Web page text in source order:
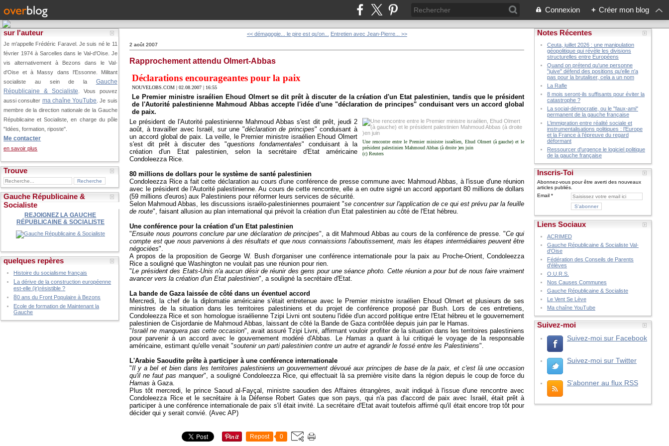
Connexion + Créer mon blog
sur l'auteur
Je m'appelle Frédéric Faravel. Je suis né le 11
février 1974 à Sarcelles dans le Val-d'Oise. Je
vis alternativement à Bezons dans le Val-
d'Oise et à Massy dans l'Essonne. Militant
socialiste au sein de la Gauche
Républicaine & Socialiste . Vous pouvez
aussi consulter ma chaîne YouTube . Je suis
membre de la direction nationale de la Gauche
Républicaine et Socialiste, en charge du pôle
"Idées, formation, riposte".
Me contacter
en savoir plus
Trouve
Gauche Républicaine &
Socialiste
REJOIGNEZ LA GAUCHE
RÉPUBLICAINE & SOCIALISTE
quelques repères
Histoire du socialisme français
La dérive de la construction européenne
est-elle (ir)résistible ?
80 ans du Front Populaire à Bezons
Ecole de formation de Maintenant la
Gauche
<< démagogie... le pire est qu'on... Entretien avec Jean-Pierre... >>
2 août 2007
Rapprochement attendu Olmert-Abbas
Déclarations encourageantes pour la paix
NOUVELOBS.COM | 02.08.2007 | 16:55
Le Premier ministre israélien Ehoud Olmert se dit prêt à discuter de la création d'un Etat palestinien, tandis que le président
de l'Autorité palestinienne Mahmoud Abbas accepte l'idée d'une "déclaration de principes" conduisant vers un accord global
de paix.
Une rencontre entre le Premier ministre israélien, Ehud Olmert (à gauche) et le
président palestinien Mahmoud Abbas (à droite )en juin
(c) Reuters
Le président de l'Autorité palestinienne Mahmoud Abbas s'est dit prêt, jeudi 2
août, à travailler avec Israël, sur une "déclaration de principes" conduisant à
un accord global de paix. La veille, le Premier ministre israélien Ehoud Olmert
s'est dit prêt à discuter des "questions fondamentales" conduisant à la
création d'un Etat palestinien, selon la secrétaire d'Etat américaine
Condoleezza Rice.
80 millions de dollars pour le système de santé palestinien
Condoleezza Rice a fait cette déclaration au cours d'une conférence de presse commune avec Mahmoud Abbas, à l'issue d'une réunion
avec le président de l'Autorité palestinienne. Au cours de cette rencontre, elle a en outre signé un accord apportant 80 millions de dollars
(59 millions d'euros) aux Palestiniens pour réformer leurs services de sécurité.
Selon Mahmoud Abbas, les discussions israélo-palestiniennes pourraient "se concentrer sur l'application de ce qui est prévu par la feuille
de route", faisant allusion au plan international qui prévoit la création d'un Etat palestinien au côté de l'Etat hébreu.
Une conférence pour la création d'un Etat palestinien
"Ensuite nous pourrons conclure par une déclaration de principes", a dit Mahmoud Abbas au cours de la conférence de presse. "Ce qui
compte est que nous parvenions à des résultats et que nous connaissions l'aboutissement, mais les étapes intermédiaires peuvent être
négociées".
A propos de la proposition de George W. Bush d'organiser une conférence internationale pour la paix au Proche-Orient, Condoleezza
Rice a souligné que Washington ne voulait pas une réunion pour rien.
"Le président des Etats-Unis n'a aucun désir de réunir des gens pour une séance photo. Cette réunion a pour but de nous faire vraiment
avancer vers la création d'un Etat palestinien", a souligné la secrétaire d'Etat.
La bande de Gaza laissée de côté dans un éventuel accord
Mercredi, la chef de la diplomatie américaine s'était entretenue avec le Premier ministre israélien Ehoud Olmert et plusieurs de ses
ministres de la situation dans les territoires palestiniens et du projet de conférence proposé par Bush. Lors de ces entretiens,
Condoleezza Rice et son homologue israélienne Tzipi Livni ont soutenu l'idée d'un accord politique entre l'Etat hébreu et le gouvernement
palestinien de Cisjordanie de Mahmoud Abbas, laissant de côté la Bande de Gaza contrôlée depuis juin par le Hamas.
"Israël ne manquera pas cette occasion", avait assuré Tzipi Livni, affirmant vouloir profiter de la situation dans les territoires palestiniens
pour parvenir à un accord avec le gouvernement modéré d'Abbas. LeHamas a quant à lui critiqué le voyage de la responsable
américaine, estimant qu'elle venait "soutenir un parti palestinien contre un autre et agrandir le fossé entre les Palestiniens".
L'Arabie Saoudite prête à participer à une conférence internationale
"Il y a bel et bien dans les territoires palestiniens un gouvernement dévoué aux principes de base de la paix, et c'est là une occasion
qu'il ne faut pas manquer", a souligné Condoleezza Rice, qui effectuait là sa première visite dans la région depuis le coup de force du
Hamas à Gaza.
Plus tôt mercredi, le prince Saoud al-Fayçal, ministre saoudien des Affaires étrangères, avait indiqué à l'issue d'une rencontre avec
Condoleezza Rice et le secrétaire à la Défense Robert Gates que son pays, qui n'a pas d'accord de paix avec Israël, était prêt à
participer à une conférence internationale de paix s'il était invité. La secrétaire d'Etat avait toutefois affirmé qu'il était encore trop tôt pour
décider qui y serait convié. (Avec AP)
Repost 0
Notes Récentes
Ceuta, juillet 2026 : une manipulation
géopolitique qui révèle les divisions
structurelles entre Européens
Quand on prétend qu'une personne
"juive" défend des positions qu'elle n'a
pas pour la brutaliser, cela a un nom
La Rafle
8 mois seront-ils suffisants pour éviter la
catastrophe ?
La social-démocratie, ou le "faux-ami"
permanent de la gauche française
L’immigration entre réalité sociale et
instrumentalisations politiques : l’Europe
et la France à l’épreuve du regard
déformant
Ressourcer d'urgence le logiciel politique
de la gauche française
Inscris-Toi
Abonnez-vous pour être averti des nouveaux
articles publiés.
Email
Liens Sociaux
ACRIMED
Gauche Républicaine & Socialiste Val-
d'Oise
Fédération des Conseils de Parents
d'élèves
O.U.R.S.
Nos Causes Communes
Gauche Républicaine & Socialiste
Le Vent Se Lève
Ma chaîne YouTube
Suivez-moi
Suivez-moi sur Facebook
Suivez-moi sur Twitter
S'abonner au flux RSS